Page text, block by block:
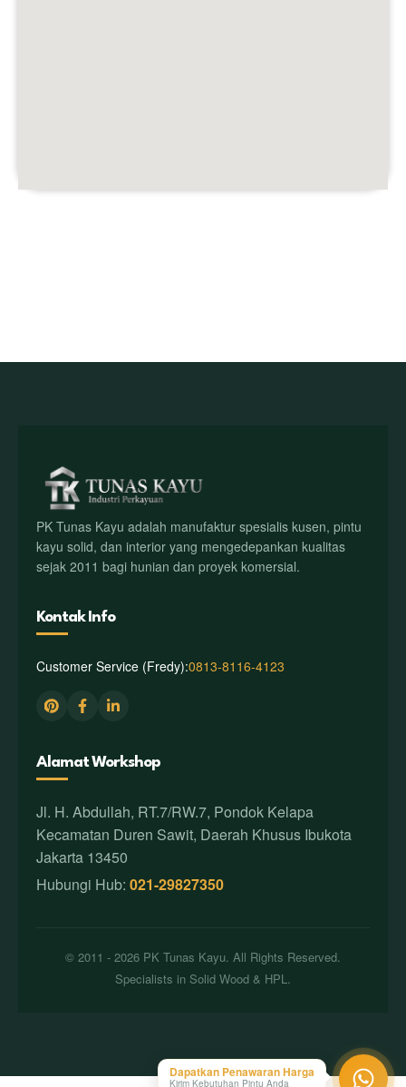
Dapatkan Penawaran Harga
PK Tunas Kayu adalah manufaktur spesialis kusen, pintu
kayu solid, dan interior yang mengedepankan kualitas
sejak 2011 bagi hunian dan proyek komersial.
Kontak Info
Customer Service (Fredy):0813-8116-4123
Alamat Workshop
Jl. H. Abdullah, RT.7/RW.7, Pondok Kelapa
Kecamatan Duren Sawit, Daerah Khusus Ibukota
Jakarta 13450
Hubungi Hub: 021-29827350
© 2011 - 2026 PK Tunas Kayu. All Rights Reserved.
Specialists in Solid Wood & HPL.